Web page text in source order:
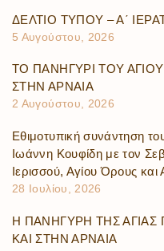
ΔΕΛΤΙΟ ΤΥΠΟΥ – Α΄
5 Αυγούστου, 2026
ΤΟ ΠΑΝΗΓΥΡΙ ΤΟΥ
ΣΤΗΝ ΑΡΝΑΙΑ
2 Αυγούστου, 2026
Εθιμοτυπική συνάντηση
Ιωάννη Κουφίδη με τον
Ιερισσού, Αγίου Όρους
28 Ιουλίου, 2026
Η ΠΑΝΗΓΥΡΗ ΤΗΣ
ΚΑΙ ΣΤΗΝ ΑΡΝΑΙΑ